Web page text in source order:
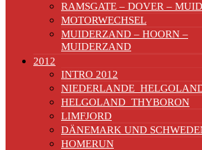
RAMSGATE – DOVER –
MOTORWECHSEL
MUIDERZAND – HOORN –
MUIDERZAND
2012
INTRO 2012
HELGOLAND_THYBORON
LIMFJORD
DÄNEMARK UND
HOMERUN